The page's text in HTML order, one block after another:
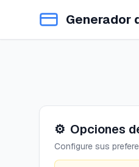
Generador
⚙️ Opciones
Configure sus